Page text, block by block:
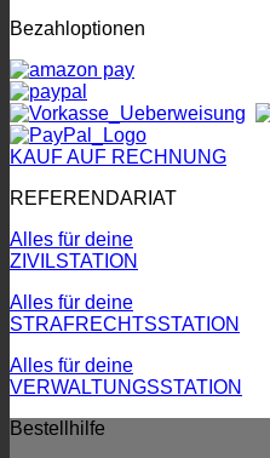
Bezahloptionen
KAUF AUF RECHNUNG
REFERENDARIAT
Alles für deine
ZIVILSTATION
Alles für deine
STRAFRECHTSSTATION
Alles für deine
VERWALTUNGSSTATION
Bestellhilfe